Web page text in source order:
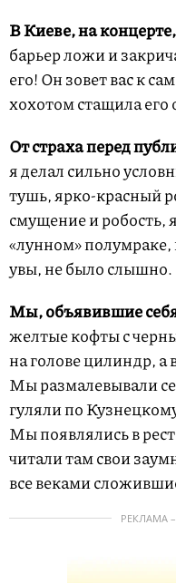
В Киеве, на концерте,
барьер ложи и
его! Он зовет вас к
хохотом стащила его
От страха перед
я делал сильно
тушь, ярко-красный
смущение и робость,
«лунном»
увы, не было слышно.
Мы, объявившие
желтые кофты с
на голове цилиндр,
Мы размалевывали
гуляли по
Мы появлялись в
читали там свои
все веками
РЕКЛАМА